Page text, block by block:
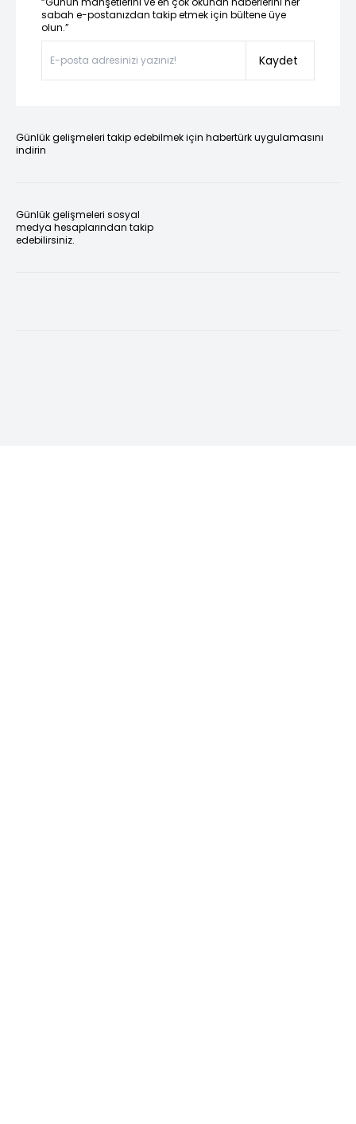
sabah e-postanızdan takip etmek için bültene üye
olun.”
Kaydet
Günlük gelişmeleri takip edebilmek için habertürk uygulamasını
indirin
Günlük gelişmeleri sosyal
medya hesaplarından takip
edebilirsiniz.